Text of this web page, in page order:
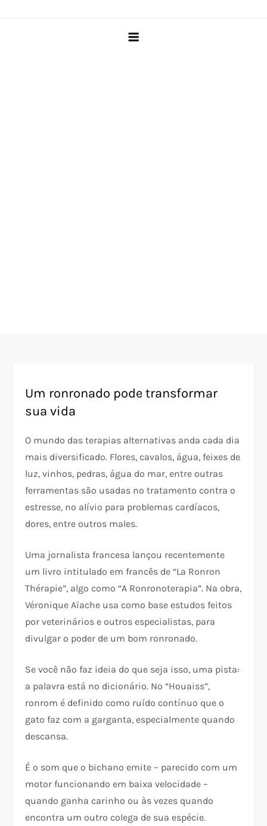
Um ronronado pode transformar
sua vida
O mundo das terapias alternativas anda cada dia
mais diversificado. Flores, cavalos, água, feixes de
luz, vinhos, pedras, água do mar, entre outras
ferramentas são usadas no tratamento contra o
estresse, no alívio para problemas cardíacos,
dores, entre outros males.
Uma jornalista francesa lançou recentemente
um livro intitulado em francês de “La Ronron
Thérapie”, algo como “A Ronronoterapia”. Na obra,
Véronique Aïache usa como base estudos feitos
por veterinários e outros especialistas, para
divulgar o poder de um bom ronronado.
Se você não faz ideia do que seja isso, uma pista:
a palavra está no dicionário. No “Houaiss”,
ronrom é definido como ruído contínuo que o
gato faz com a garganta, especialmente quando
descansa.
É o som que o bichano emite – parecido com um
motor funcionando em baixa velocidade –
quando ganha carinho ou às vezes quando
encontra um outro colega de sua espécie.